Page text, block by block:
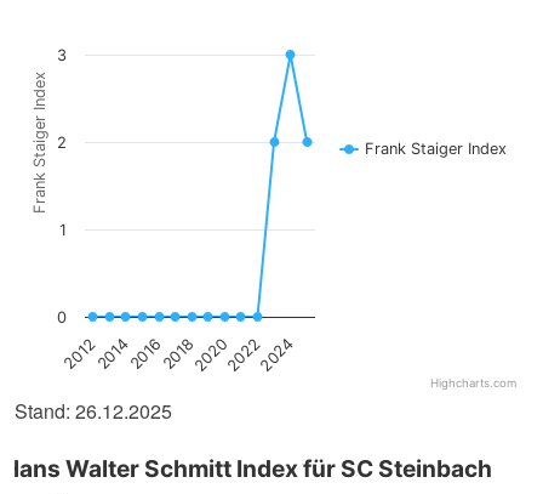
Frank Staiger Index Frank Staiger Index
2012201420162018202020222024
0
1
2
3
Highcharts.com
Stand: 26.12.2025
Hans Walter Schmitt Index für SC Steinbach